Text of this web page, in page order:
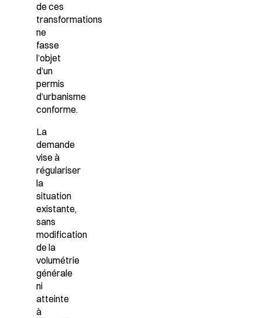
de ces
transformations
ne
fasse
l’objet
d’un
permis
d’urbanisme
conforme.
La
demande
vise à
régulariser
la
situation
existante,
sans
modification
de la
volumétrie
générale
ni
atteinte
à